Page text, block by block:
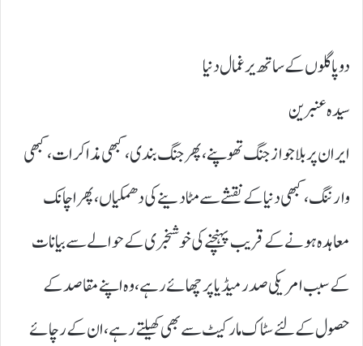
دو پاگلوں کے ساتھ یرغمال دنیا
سیدہ عنبرین
ایران پر بلا جواز جنگ تھوپنے، پھر جنگ بندی، کبھی مذاکرات، کبھی
وارننگ، کبھی دنیا کے نقشے سے مٹا دینے کی دھمکیاں، پھر اچانک
معاہدہ ہونے کے قریب پہنچنے کی خوشخبری کے حوالے سے بیانات
کے سبب امریکی صدر میڈیا پر چھائے رہے، وہ اپنے مقاصد کے
حصول کے لئے سٹاک مارکیٹ سے بھی کھیلتے رہے، ان کے رچائے